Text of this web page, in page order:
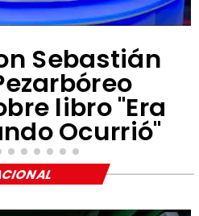
Sebastián
libro "Era
Ocurrió"